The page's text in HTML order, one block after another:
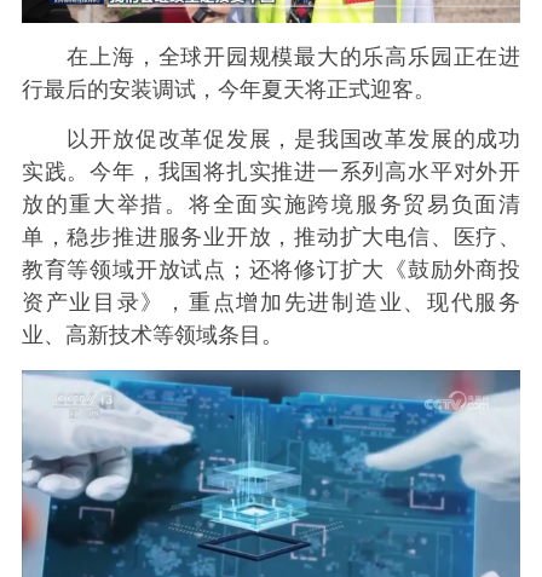
在上海，全球开园规模最大的乐高乐园正在进
行最后的安装调试，今年夏天将正式迎客。
以开放促改革促发展，是我国改革发展的成功
实践。今年，我国将扎实推进一系列高水平对外开
放的重大举措。将全面实施跨境服务贸易负面清
单，稳步推进服务业开放，推动扩大电信、医疗、
教育等领域开放试点；还将修订扩大《鼓励外商投
资产业目录》，重点增加先进制造业、现代服务
业、高新技术等领域条目。